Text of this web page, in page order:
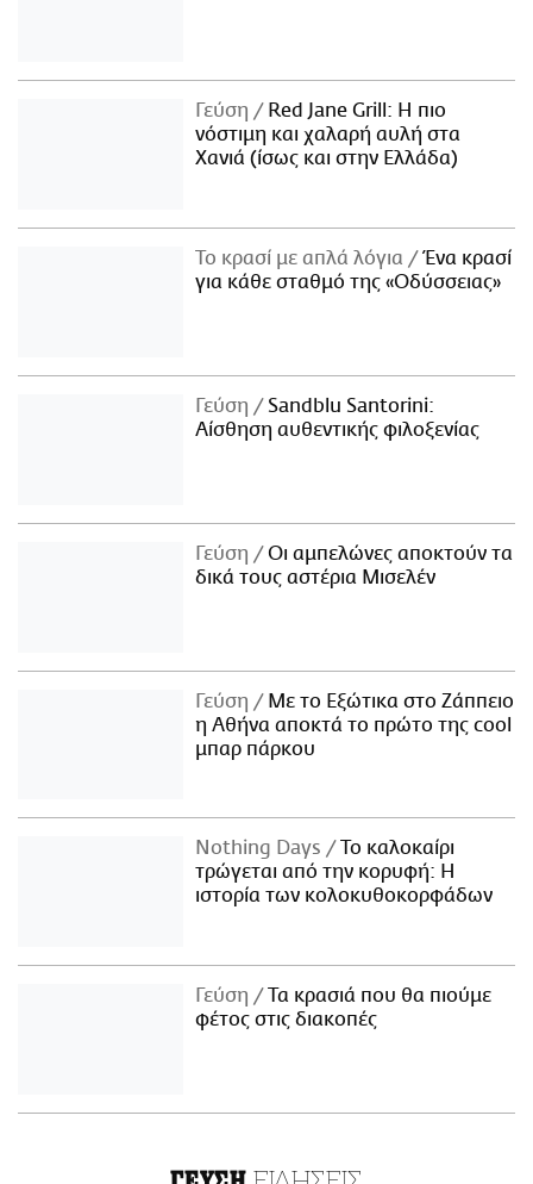
Γεύση
Red Jane Grill: Η πιο
νόστιμη και χαλαρή αυλή στα
Χανιά (ίσως και στην Ελλάδα)
Το κρασί με απλά λόγια
Ένα κρασί
για κάθε σταθμό της «Οδύσσειας»
Γεύση
Sandblu Santorini:
Αίσθηση αυθεντικής φιλοξενίας
Γεύση
Οι αμπελώνες αποκτούν τα
δικά τους αστέρια Μισελέν
Γεύση
Με το Εξώτικα στο Ζάππειο
η Αθήνα αποκτά το πρώτο της cool
μπαρ πάρκου
Nothing Days
Το καλοκαίρι
τρώγεται από την κορυφή: H
ιστορία των κολοκυθοκορφάδων
Γεύση
Τα κρασιά που θα πιούμε
φέτος στις διακοπές